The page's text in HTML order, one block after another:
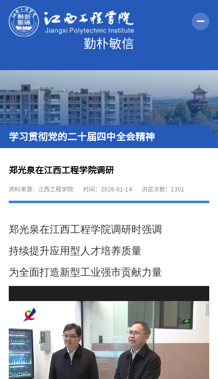
学习贯彻党的二十届四中全会精神
郑光泉在江西工程学院调研
资料来源：江西工程学院 时间：2026-01-14 浏览次数： 1301
郑光泉在江西工程学院调研时强调
持续提升应用型人才培养质量
为全面打造新型工业强市贡献力量